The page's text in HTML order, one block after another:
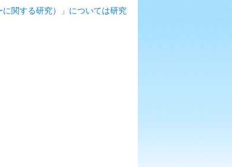
に関する研究）」については研究